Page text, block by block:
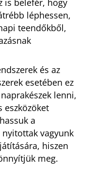
léphessen,
teendőkből,
és az
esetében ez
lenni,
eszközöket
a
vagyunk
hiszen
meg.